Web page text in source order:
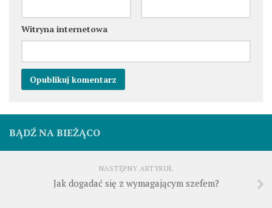
Witryna internetowa
BĄDŹ NA BIEŻĄCO
NASTĘPNY ARTYKUŁ
Jak dogadać się z wymagającym szefem?